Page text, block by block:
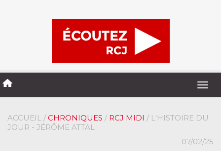
ACCUEIL / CHRONIQUES / RCJ MIDI / L'HISTOIRE DU
JOUR - JÉRÔME ATTAL
07/02/25